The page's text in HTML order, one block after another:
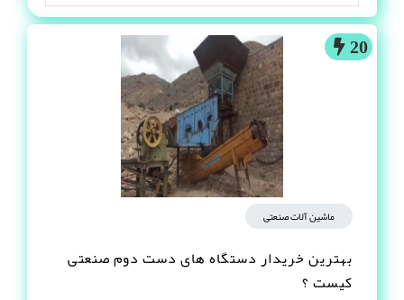
20
ماشین آلات صنعتی
بهترین خریدار دستگاه های دست دوم صنعتی
کیست ؟